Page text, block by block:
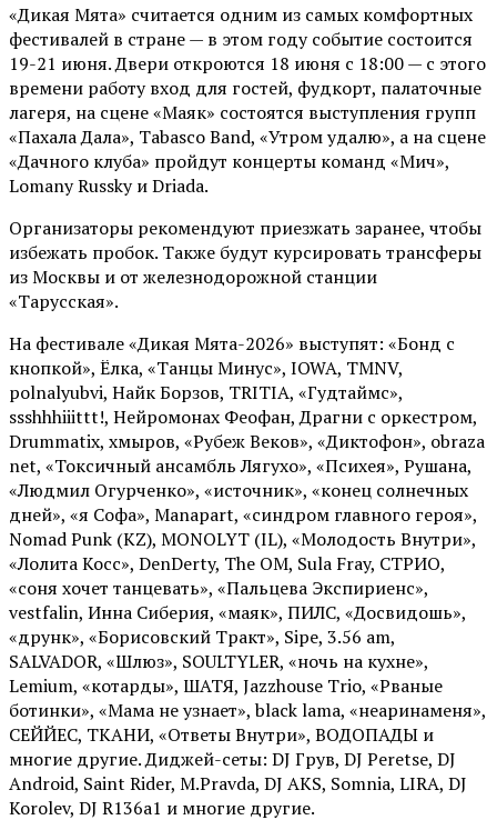
«Дикая Мята» считается одним из самых комфортных
фестивалей в стране — в этом году событие состоится
19-21 июня. Двери откроются 18 июня с 18:00 — с этого
времени работу вход для гостей, фудкорт, палаточные
лагеря, на сцене «Маяк» состоятся выступления групп
«Пахала Дала», Tabasco Band, «Утром удалю», а на сцене
«Дачного клуба» пройдут концерты команд «Мич»,
Lomany Russky и Driada.
Организаторы рекомендуют приезжать заранее, чтобы
избежать пробок. Также будут курсировать трансферы
из Москвы и от железнодорожной станции
«Тарусская».
На фестивале «Дикая Мята-2026» выступят: «Бонд с
кнопкой», Ёлка, «Танцы Минус», IOWA, TMNV,
polnalyubvi, Найк Борзов, TRITIA, «Гудтаймс»,
ssshhhiiittt!, Нейромонах Феофан, Драгни с оркестром,
Drummatix, хмыров, «Рубеж Веков», «Диктофон», obraza
net, «Токсичный ансамбль Лягухо», «Психея», Рушана,
«Людмил Огурченко», «источник», «конец солнечных
дней», «я Софа», Manapart, «синдром главного героя»,
Nomad Punk (KZ), MONOLYT (IL), «Молодость Внутри»,
«Лолита Косс», DenDerty, The OM, Sula Fray, СТРИО,
«соня хочет танцевать», «Пальцева Экспириенс»,
vestfalin, Инна Сиберия, «маяк», ПИЛС, «Досвидошь»,
«друнк», «Борисовский Тракт», Sipe, 3.56 am,
SALVADOR, «Шлюз», SOULTYLER, «ночь на кухне»,
Lemium, «котарды», ШАТЯ, Jazzhouse Trio, «Рваные
ботинки», «Мама не узнает», black lama, «неаринаменя»,
СЕЙЙЕС, ТКАНИ, «Ответы Внутри», ВОДОПАДЫ и
многие другие. Диджей-сеты: DJ Грув, DJ Peretse, DJ
Android, Saint Rider, М.Pravda, DJ AKS, Somnia, LIRA, DJ
Korolev, DJ R136a1 и многие другие.